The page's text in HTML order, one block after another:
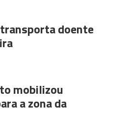
doente
mobilizou
a zona da